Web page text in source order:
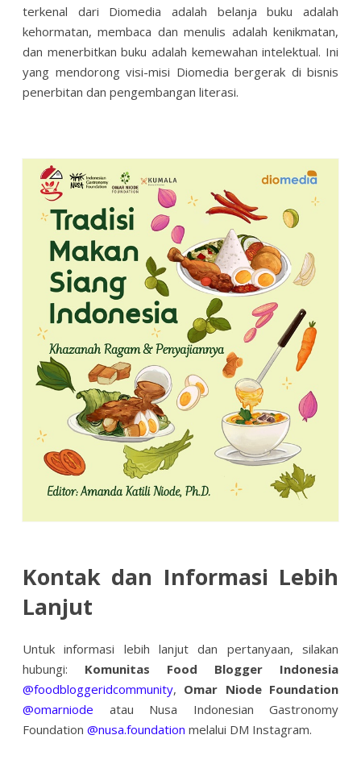
terkenal dari Diomedia adalah belanja buku adalah
kehormatan, membaca dan menulis adalah kenikmatan,
dan menerbitkan buku adalah kemewahan intelektual. Ini
yang mendorong visi-misi Diomedia bergerak di bisnis
penerbitan dan pengembangan literasi.
Kontak dan Informasi Lebih
Lanjut
Untuk informasi lebih lanjut dan pertanyaan, silakan
hubungi: Komunitas Food Blogger Indonesia
@foodbloggeridcommunity, Omar Niode Foundation
@omarniode atau Nusa Indonesian Gastronomy
Foundation @nusa.foundation melalui DM Instagram.